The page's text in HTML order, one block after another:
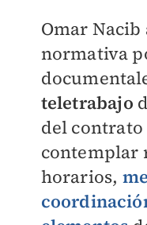
Omar Nacib
normativa
teletrabajo
del
contemplar
horarios,